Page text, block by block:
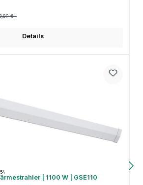
€*
Details
| 1100 W | GSE110